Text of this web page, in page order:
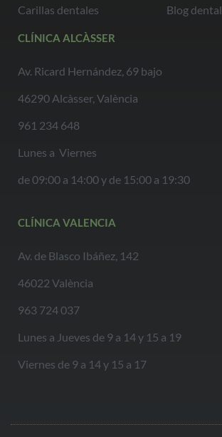
Carillas dentales Blog dental
CLÍNICA ALCÀSSER
Av. Ricard Hernández, 69 bajo
46290 Alcàsser, València
961 234 648
Lunes a Viernes
de 09:00 a 14:00 y de 15:00 a 19:30
CLÍNICA VALENCIA
Av. de Blasco Ibáñez, 142
46022 València
963 724 037
Lunes a Jueves de 9 a 14 y 15 a 19
Viernes de 9 a 14 y 15 a 17